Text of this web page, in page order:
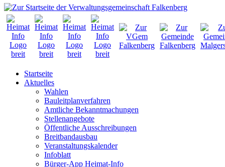
Startseite
Aktuelles
Wahlen
Bauleitplanverfahren
Amtliche Bekanntmachungen
Stellenangebote
Öffentliche Ausschreibungen
Breitbandausbau
Veranstaltungskalender
Infoblatt
Bürger-App Heimat-Info